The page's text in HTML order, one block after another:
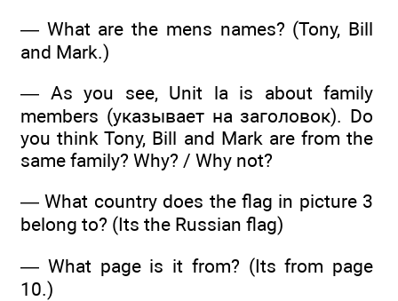
— What are the mens names? (Tony, Bill
and Mark.)
— As you see, Unit la is about family
members (указывает на заголовок). Do
you think Tony, Bill and Mark are from the
same family? Why? / Why not?
— What country does the flag in picture 3
belong to? (Its the Russian flag)
— What page is it from? (Its from page
10.)